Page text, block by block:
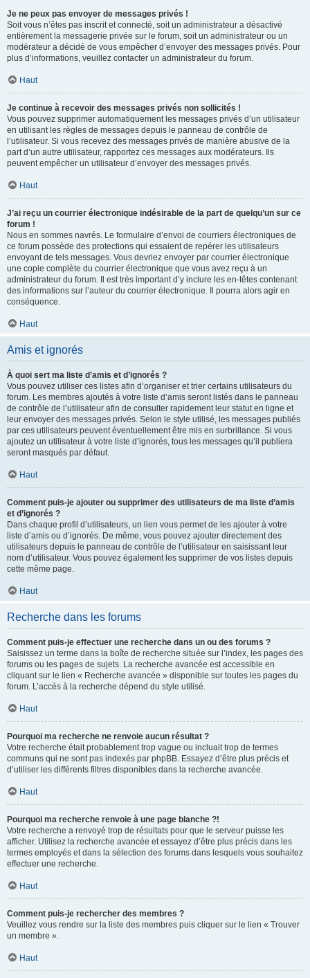
Je ne peux pas envoyer de messages privés !
Soit vous n’êtes pas inscrit et connecté, soit un administrateur a désactivé
entièrement la messagerie privée sur le forum, soit un administrateur ou un
modérateur a décidé de vous empêcher d’envoyer des messages privés. Pour
plus d’informations, veuillez contacter un administrateur du forum.
Haut
Je continue à recevoir des messages privés non sollicités !
Vous pouvez supprimer automatiquement les messages privés d’un utilisateur
en utilisant les règles de messages depuis le panneau de contrôle de
l’utilisateur. Si vous recevez des messages privés de manière abusive de la
part d’un autre utilisateur, rapportez ces messages aux modérateurs. Ils
peuvent empêcher un utilisateur d’envoyer des messages privés.
Haut
J’ai reçu un courrier électronique indésirable de la part de quelqu’un sur ce
forum !
Nous en sommes navrés. Le formulaire d’envoi de courriers électroniques de
ce forum possède des protections qui essaient de repérer les utilisateurs
envoyant de tels messages. Vous devriez envoyer par courrier électronique
une copie complète du courrier électronique que vous avez reçu à un
administrateur du forum. Il est très important d’y inclure les en-têtes contenant
des informations sur l’auteur du courrier électronique. Il pourra alors agir en
conséquence.
Haut
Amis et ignorés
À quoi sert ma liste d’amis et d’ignorés ?
Vous pouvez utiliser ces listes afin d’organiser et trier certains utilisateurs du
forum. Les membres ajoutés à votre liste d’amis seront listés dans le panneau
de contrôle de l’utilisateur afin de consulter rapidement leur statut en ligne et
leur envoyer des messages privés. Selon le style utilisé, les messages publiés
par ces utilisateurs peuvent éventuellement être mis en surbrillance. Si vous
ajoutez un utilisateur à votre liste d’ignorés, tous les messages qu’il publiera
seront masqués par défaut.
Haut
Comment puis-je ajouter ou supprimer des utilisateurs de ma liste d’amis
et d’ignorés ?
Dans chaque profil d’utilisateurs, un lien vous permet de les ajouter à votre
liste d’amis ou d’ignorés. De même, vous pouvez ajouter directement des
utilisateurs depuis le panneau de contrôle de l’utilisateur en saisissant leur
nom d’utilisateur. Vous pouvez également les supprimer de vos listes depuis
cette même page.
Haut
Recherche dans les forums
Comment puis-je effectuer une recherche dans un ou des forums ?
Saisissez un terme dans la boîte de recherche située sur l’index, les pages des
forums ou les pages de sujets. La recherche avancée est accessible en
cliquant sur le lien « Recherche avancée » disponible sur toutes les pages du
forum. L’accès à la recherche dépend du style utilisé.
Haut
Pourquoi ma recherche ne renvoie aucun résultat ?
Votre recherche était probablement trop vague ou incluait trop de termes
communs qui ne sont pas indexés par phpBB. Essayez d’être plus précis et
d’utiliser les différents filtres disponibles dans la recherche avancée.
Haut
Pourquoi ma recherche renvoie à une page blanche ?!
Votre recherche a renvoyé trop de résultats pour que le serveur puisse les
afficher. Utilisez la recherche avancée et essayez d’être plus précis dans les
termes employés et dans la sélection des forums dans lesquels vous souhaitez
effectuer une recherche.
Haut
Comment puis-je rechercher des membres ?
Veuillez vous rendre sur la liste des membres puis cliquer sur le lien « Trouver
un membre ».
Haut